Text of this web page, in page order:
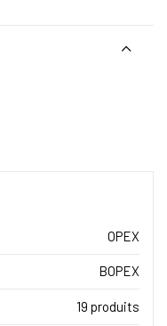
OPEX
BOPEX
19 produits